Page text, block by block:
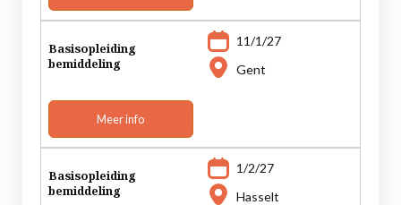
11/1/27
Gent
Basisopleiding
bemiddeling
Meer info
1/2/27
Hasselt
Basisopleiding
bemiddeling